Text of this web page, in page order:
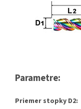
Parametre:
Priemer stopky D2: